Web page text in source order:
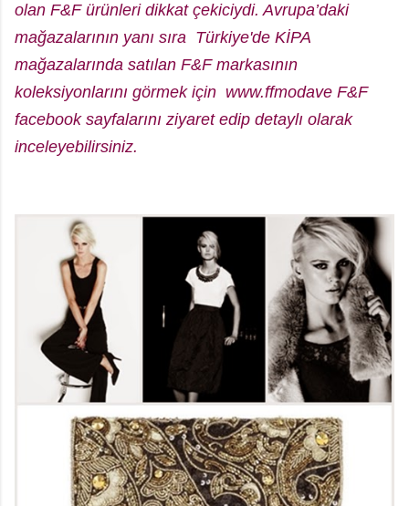
olan F&F ürünleri dikkat çekiciydi.Avrupa’daki
mağazalarının yanı sıra Türkiye'de KİPA
mağazalarında satılan F&F markasının
koleksiyonlarını görmek için www.ffmodave F&F
facebook sayfalarını ziyaret edip detaylı olarak
inceleyebilirsiniz.